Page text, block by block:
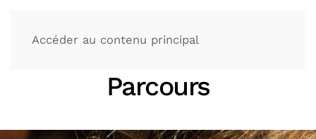
Accéder au contenu principal
Parcours